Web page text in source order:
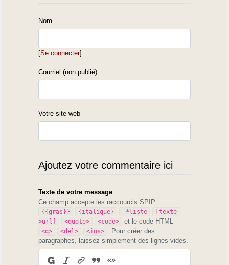
Nom
[Se connecter]
Courriel (non publié)
Votre site web
Ajoutez votre commentaire ici
Texte de votre message
Ce champ accepte les raccourcis SPIP
{{gras}} {italique} -*liste
[texte-
>url]
<quote> <code> et le code HTML
<q> <del> <ins>
. Pour créer des
paragraphes, laissez simplement des lignes vides.